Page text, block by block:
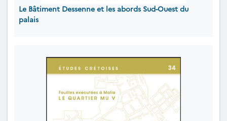
Le Bâtiment Dessenne et les abords Sud-Ouest du
palais